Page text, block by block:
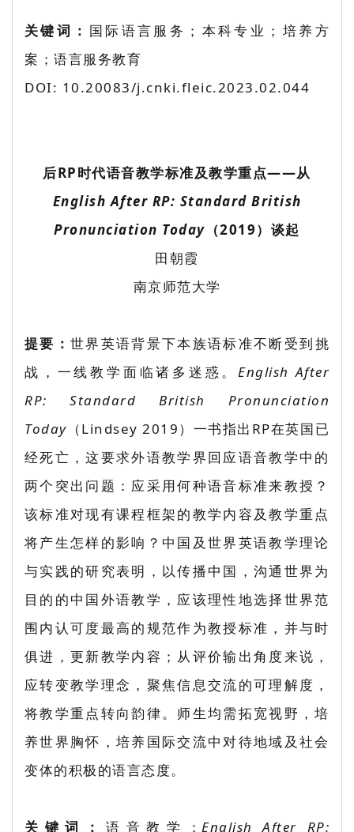
关键词： 国际语言服务；本科专业；培养方
案；语言服务教育
DOI: 10.20083/j.cnki.fleic.2023.02.044
后RP时代语音教学标准及教学重点——从
English After RP: Standard British
Pronunciation Today （2019）谈起
田朝霞
南京师范大学
提要：世界英语背景下本族语标准不断受到挑
战，一线教学面临诸多迷惑。English After
RP: Standard British Pronunciation
Today （Lindsey 2019）一书指出RP在英国已
经死亡，这要求外语教学界回应语音教学中的
两个突出问题：应采用何种语音标准来教授？
该标准对现有课程框架的教学内容及教学重点
将产生怎样的影响？中国及世界英语教学理论
与实践的研究表明，以传播中国，沟通世界为
目的的中国外语教学，应该理性地选择世界范
围内认可度最高的规范作为教授标准，并与时
俱进，更新教学内容；从评价输出角度来说，
应转变教学理念，聚焦信息交流的可理解度，
将教学重点转向韵律。师生均需拓宽视野，培
养世界胸怀，培养国际交流中对待地域及社会
变体的积极的语言态度。
关键词： 语音教学；English After RP: